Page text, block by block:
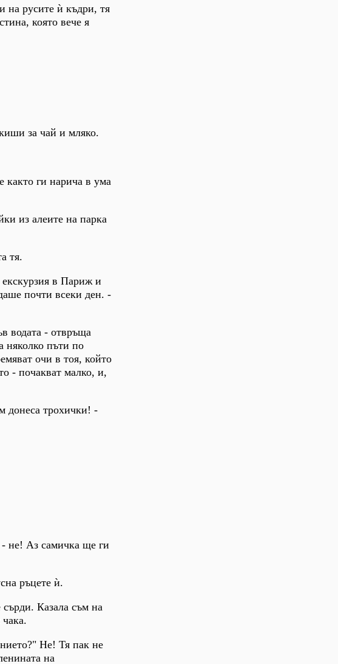
на русите ѝ къдри, тя
която вече я
за чай и мляко.
както ги нарича в ума
из алеите на парка
тя.
екскурзия в Париж и
почти всеки ден. -
водата - отвръща
няколко пъти по
очи в тоя, който
- почакват малко, и,
донеса трохички! -
не! Аз самичка ще ги
ръцете ѝ.
Казала съм на
Не! Тя пак не
на